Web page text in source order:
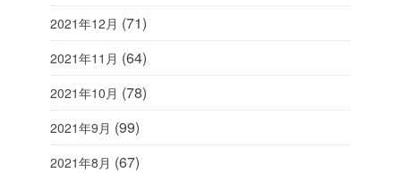
2021年12月 (71)
2021年11月 (64)
2021年10月 (78)
2021年9月 (99)
2021年8月 (67)